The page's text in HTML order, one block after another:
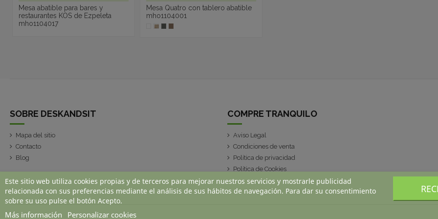
Mesa abatible para bares y
restaurantes KOS de Ezpeleta
mho1104017
Mesa Quatro con tablero abatible
mho1104001
SOBRE DESKANDSIT
Mapa del sitio
Contacto
Blog
COMPRE TRANQUILO
Aviso Legal
Condiciones de venta
Política de privacidad
Política de Cookies
Este sitio web utiliza cookies propias y de terceros para mejorar nuestros servicios y mostrarle publicidad
relacionada con sus preferencias mediante el análisis de sus hábitos de navegación. Para dar su consentimiento
sobre su uso pulse el botón Acepto.
Más información Personalizar cookies